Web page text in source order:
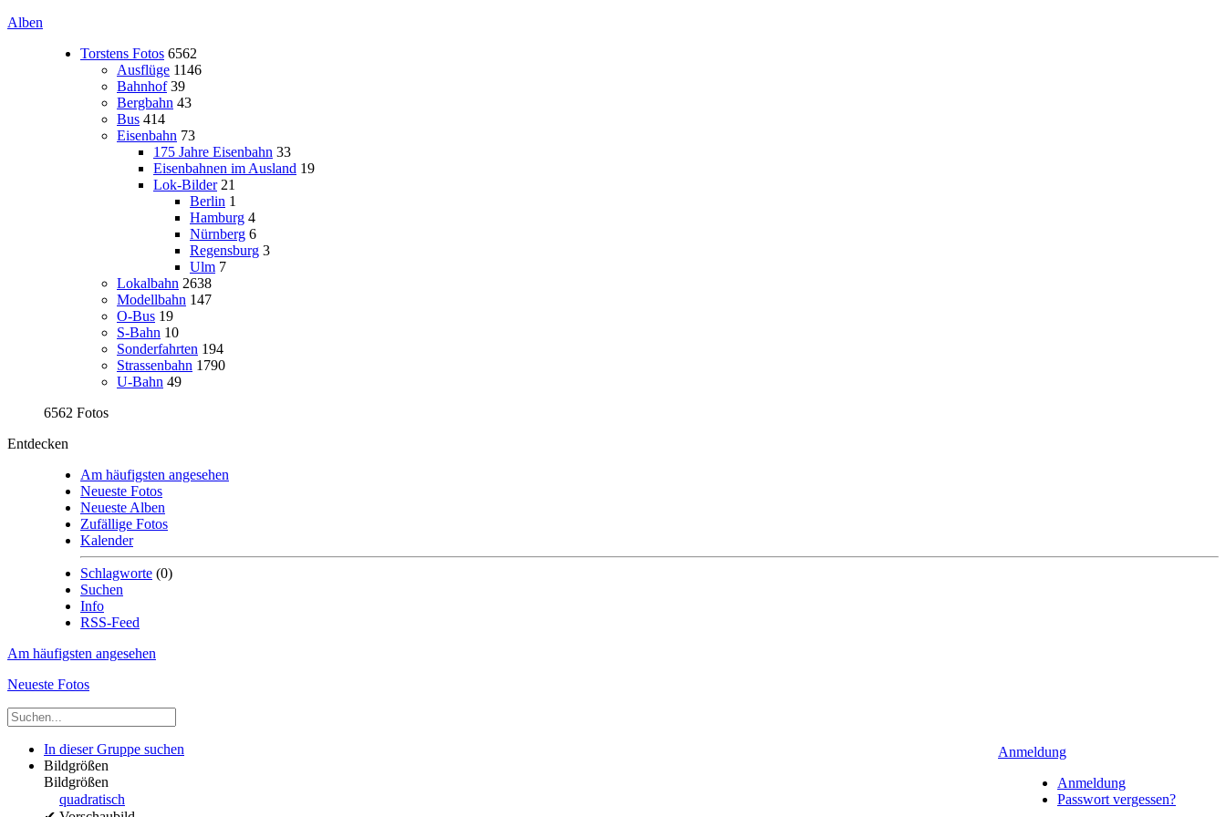
Alben
Torstens Fotos 6562
Ausflüge 1146
Bahnhof 39
Bergbahn 43
Bus 414
Eisenbahn 73
175 Jahre Eisenbahn 33
Eisenbahnen im Ausland 19
Lok-Bilder 21
Berlin 1
Hamburg 4
Nürnberg 6
Regensburg 3
Ulm 7
Lokalbahn 2638
Modellbahn 147
O-Bus 19
S-Bahn 10
Sonderfahrten 194
Strassenbahn 1790
U-Bahn 49
6562 Fotos
Entdecken
Am häufigsten angesehen
Neueste Fotos
Neueste Alben
Zufällige Fotos
Kalender
Schlagworte (0)
Suchen
Info
RSS-Feed
Am häufigsten angesehen
Neueste Fotos
Anmeldung
Anmeldung
Passwort vergessen?
In dieser Gruppe suchen
Bildgrößen
Bildgrößen
quadratisch